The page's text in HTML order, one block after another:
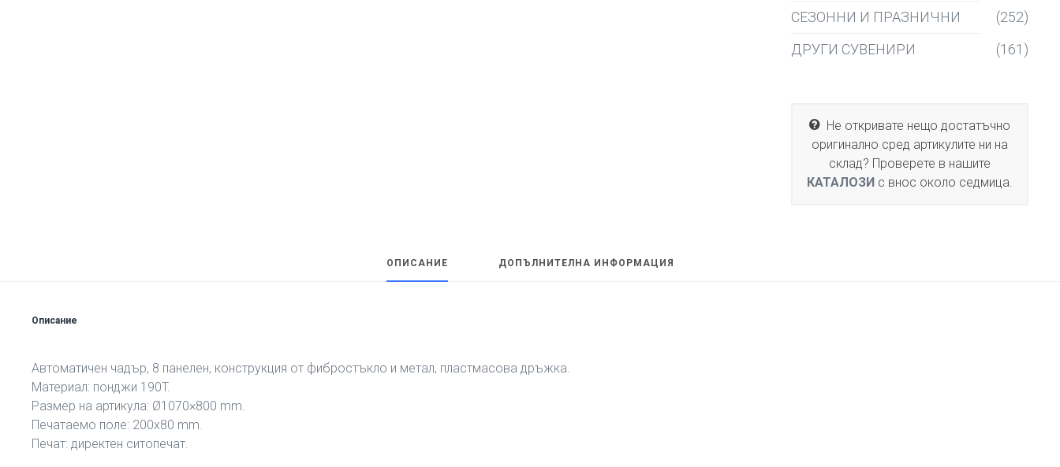
СЕЗОННИ И ПРАЗНИЧНИ
(252)
ДРУГИ СУВЕНИРИ
(161)
Не откривате нещо достатъчно
оригинално сред артикулите ни на
склад? Проверете в нашите
КАТАЛОЗИ с внос около седмица.
ОПИСАНИЕ ДОПЪЛНИТЕЛНА ИНФОРМАЦИЯ
Описание
Автоматичен чадър, 8 панелен, конструкция от фибростъкло и метал, пластмасова дръжка.
Материал: понджи 190T.
Размер на артикула: Ø1070×800 mm.
Печатаемо поле: 200х80 mm.
Печат: директен ситопечат.